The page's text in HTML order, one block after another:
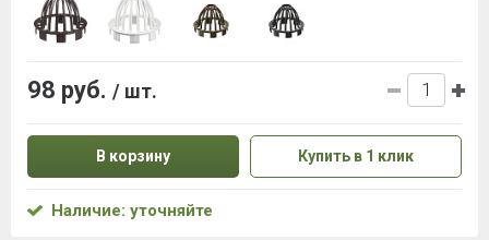
98 руб. / шт.
В корзину Купить в 1 клик
Наличие: уточняйте